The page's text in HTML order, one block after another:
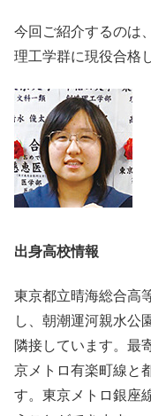
今回ご紹介するのは
理工学群に現役合格
出身高校情報
東京都立晴海総合高
し、朝潮運河親水公
隣接しています。最
京メトロ有楽町線と
す。東京メトロ銀座